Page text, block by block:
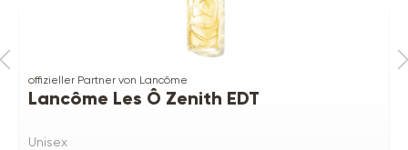
offizieller Partner von Lancôme
Lancôme Les Ô Zenith EDT
Unisex